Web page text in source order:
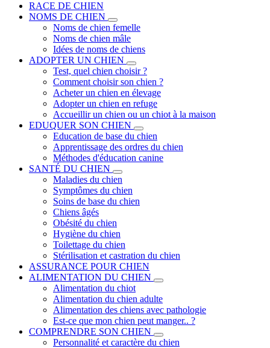
RACE DE CHIEN
NOMS DE CHIEN
Noms de chien femelle
Noms de chien mâle
Idées de noms de chiens
ADOPTER UN CHIEN
Test, quel chien choisir ?
Comment choisir son chien ?
Acheter un chien en élevage
Adopter un chien en refuge
Accueillir un chien ou un chiot à la maison
EDUQUER SON CHIEN
Education de base du chien
Apprentissage des ordres du chien
Méthodes d'éducation canine
SANTÉ DU CHIEN
Maladies du chien
Symptômes du chien
Soins de base du chien
Chiens âgés
Obésité du chien
Hygiène du chien
Toilettage du chien
Stérilisation et castration du chien
ASSURANCE POUR CHIEN
ALIMENTATION DU CHIEN
Alimentation du chiot
Alimentation du chien adulte
Alimentation des chiens avec pathologie
Est-ce que mon chien peut manger.. ?
COMPRENDRE SON CHIEN
Personnalité et caractère du chien